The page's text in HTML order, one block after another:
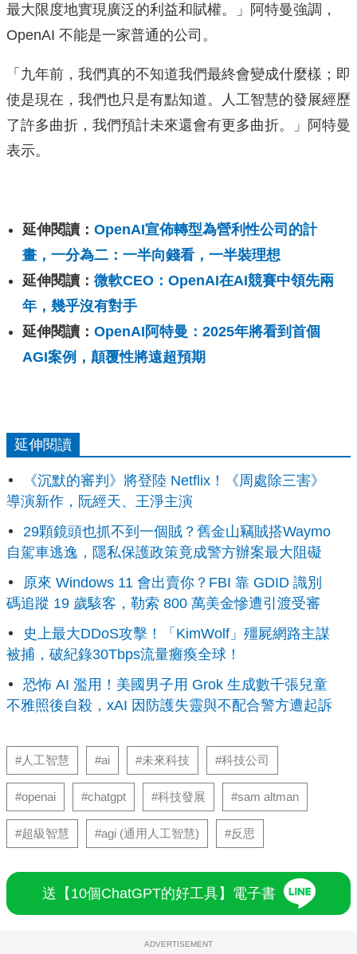
最大限度地實現廣泛的利益和賦權。」阿特曼強調，
OpenAI 不能是一家普通的公司。
「九年前，我們真的不知道我們最終會變成什麼樣；即
使是現在，我們也只是有點知道。人工智慧的發展經歷
了許多曲折，我們預計未來還會有更多曲折。」阿特曼
表示。
延伸閱讀： OpenAI宣佈轉型為營利性公司的計
畫，一分為二：一半向錢看，一半裝理想
延伸閱讀： 微軟CEO：OpenAI在AI競賽中領先兩
年，幾乎沒有對手
延伸閱讀： OpenAI阿特曼：2025年將看到首個
AGI案例，顛覆性將遠超預期
延伸閱讀
《沉默的審判》將登陸 Netflix！《周處除三害》
導演新作，阮經天、王淨主演
29顆鏡頭也抓不到一個賊？舊金山竊賊搭Waymo
自駕車逃逸，隱私保護政策竟成警方辦案最大阻礙
原來 Windows 11 會出賣你？FBI 靠 GDID 識別
碼追蹤 19 歲駭客，勒索 800 萬美金慘遭引渡受審
史上最大DDoS攻擊！「KimWolf」殭屍網路主謀
被捕，破紀錄30Tbps流量癱瘓全球！
恐怖 AI 濫用！美國男子用 Grok 生成數千張兒童
不雅照後自殺，xAI 因防護失靈與不配合警方遭起訴
#人工智慧 #ai #未來科技 #科技公司
#openai #chatgpt #科技發展 #sam altman
#超級智慧 #agi (通用人工智慧) #反思
送【10個ChatGPT的好工具】電子書
ADVERTISEMENT